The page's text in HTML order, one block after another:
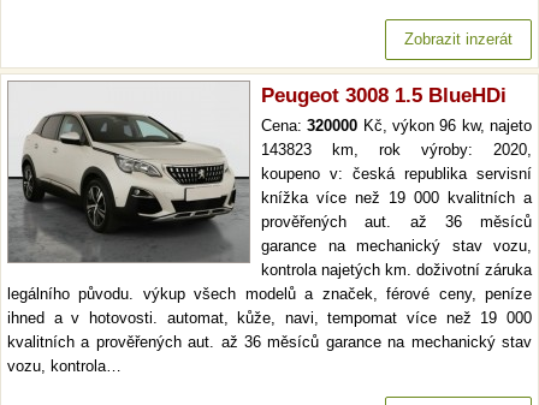
Zobrazit inzerát
Peugeot 3008 1.5 BlueHDi
Cena:320000 Kč, výkon 96 kw, najeto
143823 km, rok výroby: 2020,
koupeno v: česká republika servisní
knížka více než 19 000 kvalitních a
prověřených aut. až 36 měsíců
garance na mechanický stav vozu,
kontrola najetých km. doživotní záruka
legálního původu. výkup všech modelů a značek, férové ceny, peníze
ihned a v hotovosti. automat, kůže, navi, tempomat více než 19 000
kvalitních a prověřených aut. až 36 měsíců garance na mechanický stav
vozu, kontrola…